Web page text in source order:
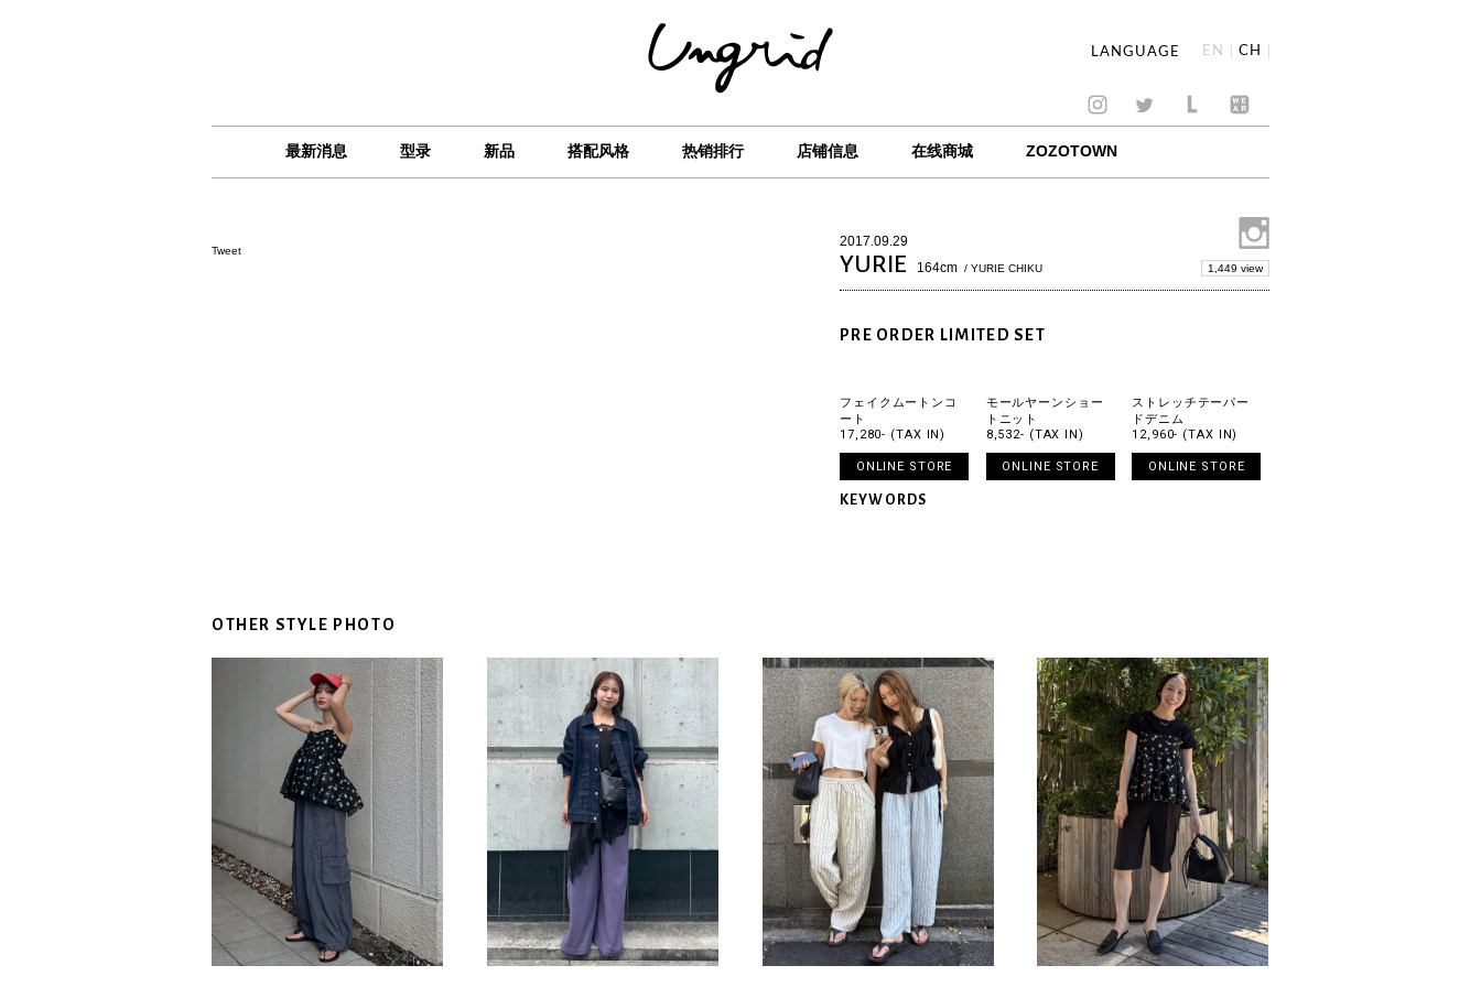
LANGUAGE EN CH
最新消息 型录 新品 搭配风格 热销排行 店铺信息 在线商城 ZOZOTOWN
Tweet
2017.09.29
YURIE 164cm / YURIE CHIKU 1,449 view
PRE ORDER LIMITED SET
フェイクムートンコ
ート
17,280- (TAX IN)
ONLINE STORE
モールヤーンショー
トニット
8,532- (TAX IN)
ONLINE STORE
ストレッチテーパー
ドデニム
12,960- (TAX IN)
ONLINE STORE
KEYWORDS
OTHER STYLE PHOTO